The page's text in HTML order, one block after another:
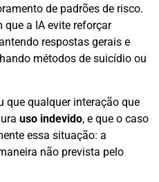
de padrões de risco.
que a IA evite reforçar
respostas gerais e
métodos de suicídio ou
que qualquer interação que
uso indevido, e que o caso
essa situação: a
não prevista pelo